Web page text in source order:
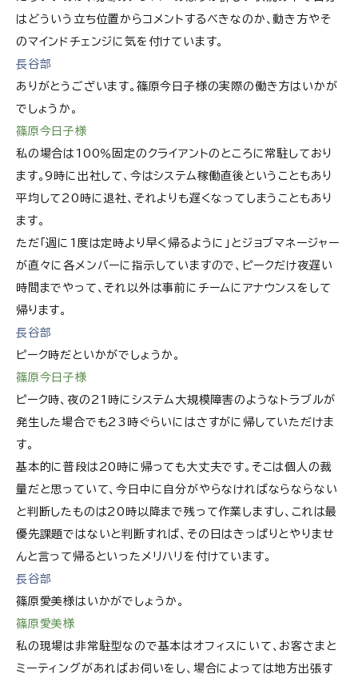
はどういう立ち位置からコメントするべきなのか、動き方やそ
のマインドチェンジに気を付けています。
長谷部
ありがとうございます。篠原今日子様の実際の働き方はいかが
でしょうか。
篠原今日子様
私の場合は100％固定のクライアントのところに常駐しており
ます。9時に出社して、今はシステム稼働直後ということもあり
平均して20時に退社、それよりも遅くなってしまうこともあり
ます。
ただ「週に1度は定時より早く帰るように」とジョブマネージャー
が直々に各メンバーに指示していますので、ピークだけ夜遅い
時間までやって、それ以外は事前にチームにアナウンスをして
帰ります。
長谷部
ピーク時だといかがでしょうか。
篠原今日子様
ピーク時、夜の21時にシステム大規模障害のようなトラブルが
発生した場合でも23時ぐらいにはさすがに帰していただけま
す。
基本的に普段は20時に帰っても大丈夫です。そこは個人の裁
量だと思っていて、今日中に自分がやらなければならならない
と判断したものは20時以降まで残って作業しますし、これは最
優先課題ではないと判断すれば、その日はきっぱりとやりませ
んと言って帰るといったメリハリを付けています。
長谷部
篠原愛美様はいかがでしょうか。
篠原愛美様
私の現場は非常駐型なので基本はオフィスにいて、お客さまと
ミーティングがあればお伺いをし、場合によっては地方出張す